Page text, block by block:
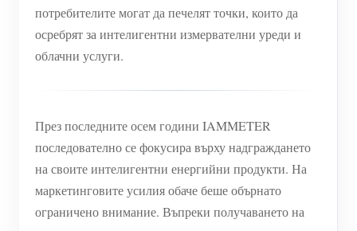
потребителите могат да печелят точки, които да
осребрят за интелигентни измервателни уреди и
облачни услуги.
През последните осем години IAMMETER
последователно се фокусира върху надграждането
на своите интелигентни енергийни продукти. На
маркетинговите усилия обаче беше обърнато
ограничено внимание. Въпреки получаването на